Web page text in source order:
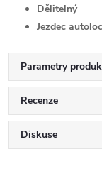
Dělitelný
Jezdec
Parametry
Recenze
Diskuse